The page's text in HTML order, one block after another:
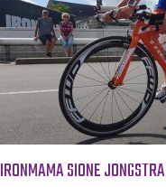
IRONMAMA SIONE